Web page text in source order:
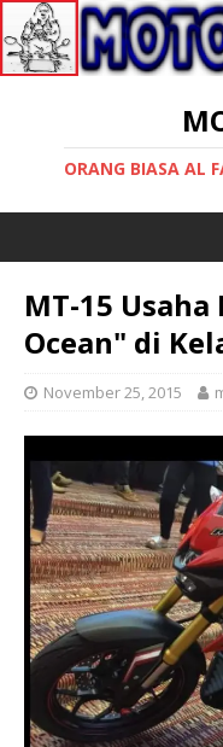
ORANG BIASA AL
MT-15
Ocean" di
November 25, 2015